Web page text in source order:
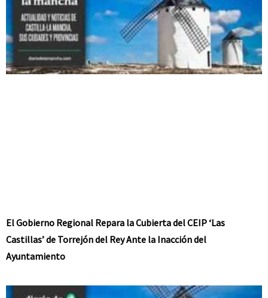
El Gobierno Regional Repara la Cubierta del CEIP ‘Las
Castillas’ de Torrejón del Rey Ante la Inacción del
Ayuntamiento